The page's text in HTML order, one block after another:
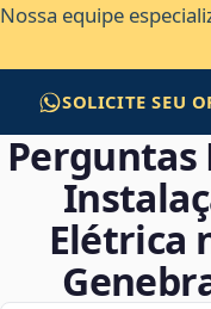
Nossa equipe
SOLICITE SEU
Perguntas
Elétrica